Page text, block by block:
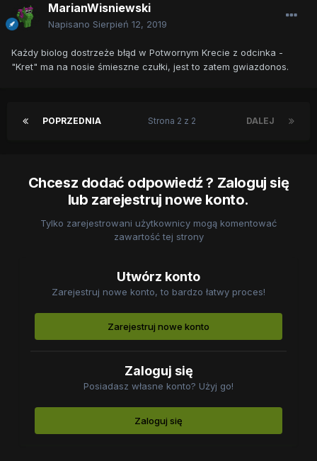
MarianWisniewski
Napisano Sierpień 12, 2019
Każdy biolog dostrzeże błąd w Potwornym Krecie z odcinka -
"Kret" ma na nosie śmieszne czułki, jest to zatem gwiazdonos.
POPRZEDNIA DALEJ
Strona 2 z 2
Chcesz dodać odpowiedź ? Zaloguj się
lub zarejestruj nowe konto.
Tylko zarejestrowani użytkownicy mogą komentować
zawartość tej strony
Utwórz konto
Zarejestruj nowe konto, to bardzo łatwy proces!
Zarejestruj nowe konto
Zaloguj się
Posiadasz własne konto? Użyj go!
Zaloguj się